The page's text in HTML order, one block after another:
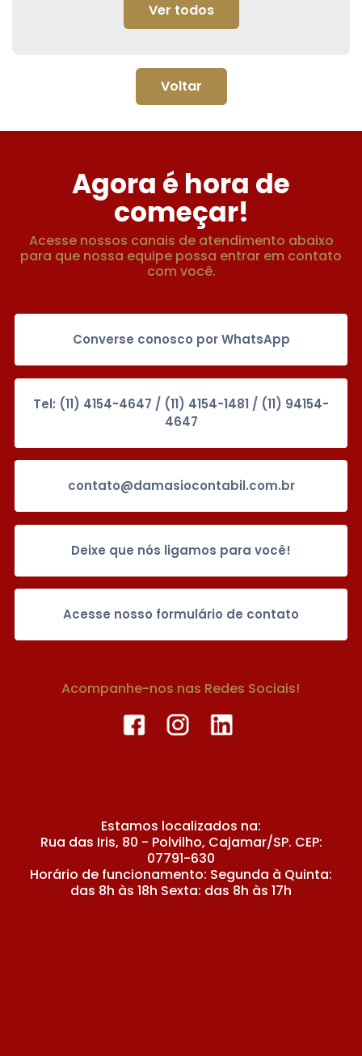
Ver todos
Voltar
Agora é hora de
começar!
Acesse nossos canais de atendimento abaixo
para que nossa equipe possa entrar em contato
com você.
Converse conosco por WhatsApp
Tel: (11) 4154-4647 / (11) 4154-1481 / (11) 94154-
4647
contato@damasiocontabil.com.br
Deixe que nós ligamos para você!
Acesse nosso formulário de contato
Acompanhe-nos nas Redes Sociais!
Estamos localizados na:
Rua das Iris, 80 - Polvilho, Cajamar/SP. CEP:
07791-630
Horário de funcionamento: Segunda à Quinta:
das 8h às 18h Sexta: das 8h às 17h